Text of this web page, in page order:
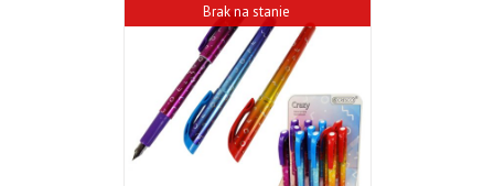
Brak na stanie